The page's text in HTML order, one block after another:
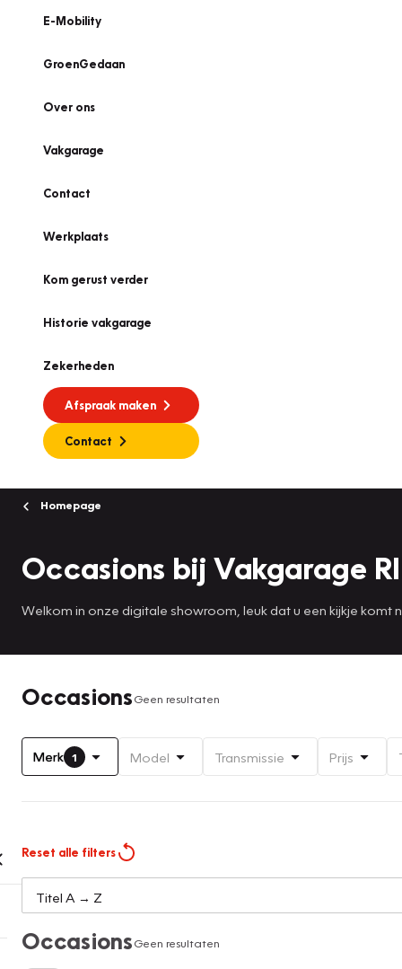
E-Mobility
GroenGedaan
Over ons
Vakgarage
Contact
Werkplaats
Kom gerust verder
Historie vakgarage
Zekerheden
Afspraak maken
Contact
Homepage
Occasions bij Vakgarage
Welkom in onze digitale showroom, leuk dat u een kijkje komt
OccasionsGeen resultaten
Merk 1 Model Transmissie Prijs
Reset alle filters
OccasionsGeen resultaten